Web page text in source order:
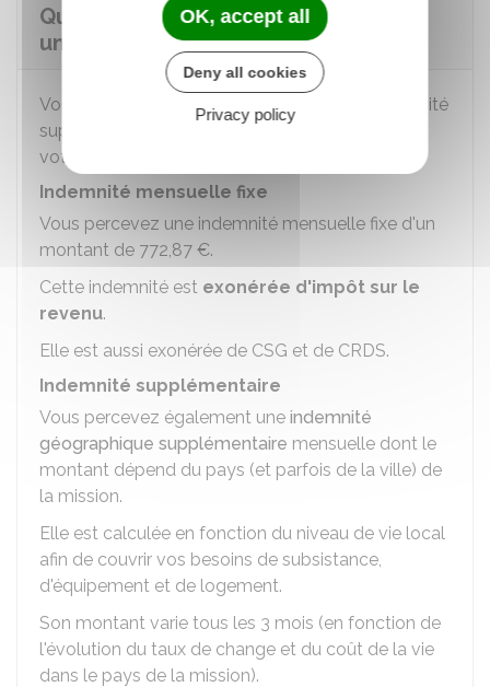
Quelle somme perçoit-on pendant
une mission VIA ?
Vous percevez une indemnité fixe et une indemnité
supplémentaire selon le pays où vous exercez
votre mission.
Indemnité mensuelle fixe
Vous percevez une indemnité mensuelle fixe d'un
montant de 772,87 €.
Cette indemnité est exonérée d'impôt sur le
revenu.
Elle est aussi exonérée de CSG et de CRDS.
Indemnité supplémentaire
Vous percevez également une indemnité
géographique supplémentaire mensuelle dont le
montant dépend du pays (et parfois de la ville) de
la mission.
Elle est calculée en fonction du niveau de vie local
afin de couvrir vos besoins de subsistance,
d'équipement et de logement.
Son montant varie tous les 3 mois (en fonction de
l'évolution du taux de change et du coût de la vie
dans le pays de la mission).
OK, accept all
Deny all cookies
Privacy policy